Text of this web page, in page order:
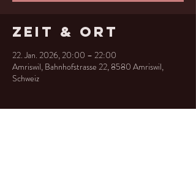
Zeit & Ort
22. Jan. 2026, 20:00 – 22:00
Amriswil, Bahnhofstrasse 22, 8580 Amriswil,
Schweiz